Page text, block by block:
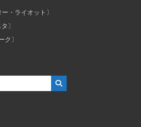
・ライオット〕
〕
ク〕